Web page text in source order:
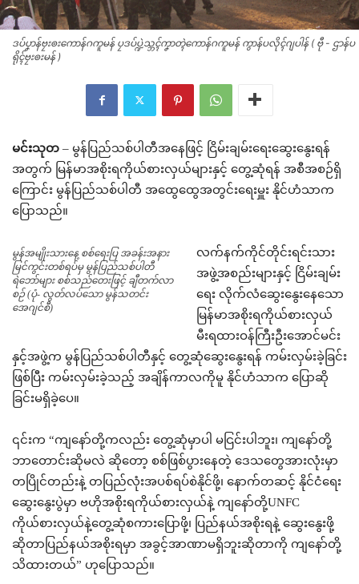
ဒပ်ပၞာန်ဗၠးၜးကောန်ဂကူမန် ပၠဒပ်ပ္ဍဲသ္ဘၚ်ကၞာတ္ၚဲကောန်ဂကူမန် ကွာန်ပလိုၚ်ဂျပါန် ( ဗီု - ဌာန်ပ
ရိုၚ်ဗၠးၜးမန် )
မင်းသုတ – မွန်ပြည်သစ်ပါတီအနေဖြင့် ငြိမ်းချမ်းရေးဆွေးနွေးရန်
အတွက် မြန်မာအစိုးရကိုယ်စားလှယ်များနှင့် တွေ့ဆုံရန် အစီအစဉ်ရှိ
ကြောင်း မွန်ပြည်သစ်ပါတီ အထွေထွေအတွင်းရေးမှူး နိုင်ဟံသာက
ပြောသည်။
မွန်အမျိုးသားနေ့ စစ်ရေးပြ အခန်းအနား
မြင်ကွင်းတစ်ရပ်မှ မွန်ပြည်သစ်ပါတီ
ရဲဘော်များ စစ်သည်တေးဖြင့် ချီတက်လာ
စဉ် (ပုံ- လွတ်လပ်သော မွန်သတင်း
အေဂျင်စီ)
လက်နက်ကိုင်တိုင်းရင်းသား
အဖွဲ့အစည်းများနှင့် ငြိမ်းချမ်း
ရေး လိုက်လံဆွေးနွေးနေသော
မြန်မာအစိုးရကိုယ်စားလှယ်
မီးရထားဝန်ကြီးဦးအောင်မင်း
နှင့်အဖွဲ့က မွန်ပြည်သစ်ပါတီနှင့် တွေ့ဆုံဆွေးနွေးရန် ကမ်းလှမ်းခဲ့ခြင်း
ဖြစ်ပြီး ကမ်းလှမ်းခဲ့သည့် အချိန်ကာလကိုမူ နိုင်ဟံသာက ပြောဆို
ခြင်းမရှိခဲ့ပေ။
၎င်းက “ကျနော်တို့ကလည်း တွေ့ဆုံမှာပါ မငြင်းပါဘူး၊ ကျနော်တို့
ဘာတောင်းဆိုမလဲ ဆိုတော့ စစ်ဖြစ်ပွားနေတဲ့ ဒေသတွေအားလုံးမှာ
တပြိုင်တည်းနဲ့ တပြည်လုံးအပစ်ရပ်စဲနိုင်ဖို့၊ နောက်တဆင့် နိုင်ငံရေး
ဆွေးနွေးပွဲမှာ ဗဟိုအစိုးရကိုယ်စားလှယ်နဲ့ ကျနော်တို့UNFC
ကိုယ်စားလှယ်နဲ့တွေ့ဆုံစကားပြောဖို့၊ ပြည်နယ်အစိုးရနဲ့ ဆွေးနွေးဖို့
ဆိုတာပြည်နယ်အစိုးရမှာ အခွင့်အာဏာမရှိဘူးဆိုတာကို ကျနော်တို့
သိထားတယ်” ဟုပြောသည်။